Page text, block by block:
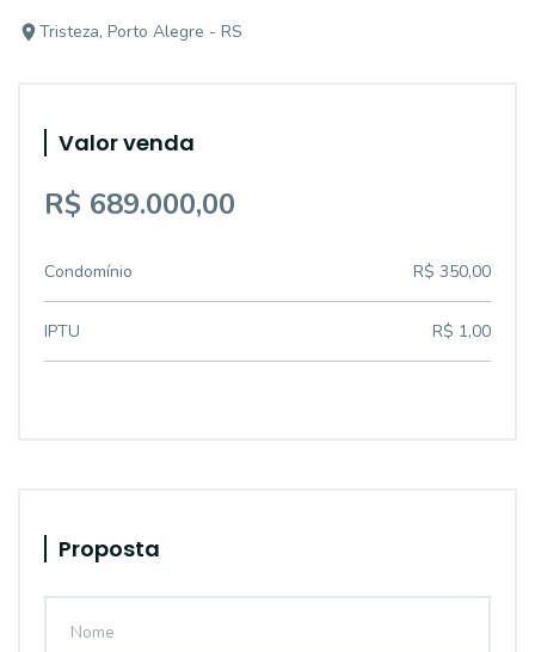
Tristeza, Porto Alegre - RS
Valor venda
R$ 689.000,00
Condomínio R$ 350,00
IPTU R$ 1,00
Proposta